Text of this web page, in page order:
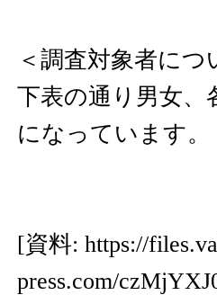
＜調査対象者につ
下表の通り男女
になっています。
[資料: https://
press.com/